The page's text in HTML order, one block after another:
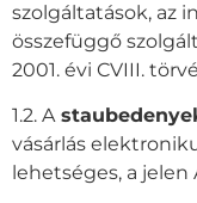
szolgáltatások, az
összefüggő
2001. évi CVIII.
1.2. A
vásárlás
lehetséges, a